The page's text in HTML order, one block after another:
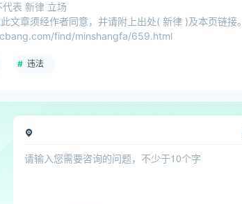
表 新律 立场
文章须经作者同意，并请附上出处( 新律 )及本页链接。
find/minshangfa/659.html
违法